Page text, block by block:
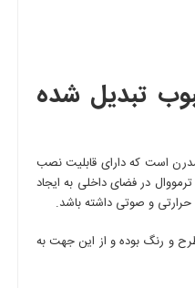
تبدیل شده
است که دارای قابلیت نصب
ترمووال در فضای داخلی به ایجاد
و صوتی داشته باشد.
و رنگ بوده و از این جهت به